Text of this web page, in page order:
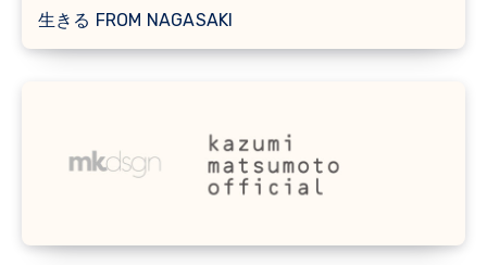
生きる FROM NAGASAKI